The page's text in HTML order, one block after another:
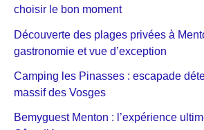
choisir le bon moment
Découverte des plages privées à
gastronomie et vue d’exception
Camping les Pinasses : escapade
massif des Vosges
Bemyguest Menton : l’expérience